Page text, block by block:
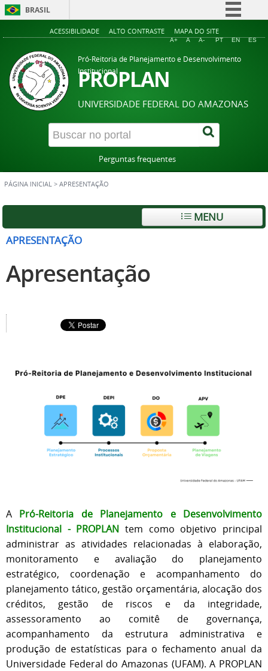
BRASIL
Simplifique!
Acesso à informação
Legislação
Canais
ACESSIBILIDADE ALTO CONTRASTE MAPA DO SITE
A+ A A- PT EN ES
Pró-Reitoria de Planejamento e Desenvolvimento
Institucional
PROPLAN
UNIVERSIDADE FEDERAL DO AMAZONAS
Perguntas frequentes
PÁGINA INICIAL > APRESENTAÇÃO
MENU
APRESENTAÇÃO
Apresentação
A Pró-Reitoria de Planejamento e Desenvolvimento
Institucional - PROPLAN tem como objetivo principal
administrar as atividades relacionadas à elaboração,
monitoramento e avaliação do planejamento
estratégico, coordenação e acompanhamento do
planejamento tático, gestão orçamentária, alocação dos
créditos, gestão de riscos e da integridade,
assessoramento ao comitê de governança,
acompanhamento da estrutura administrativa e
produção de estatísticas para o fechamento anual da
Universidade Federal do Amazonas (UFAM). A PROPLAN